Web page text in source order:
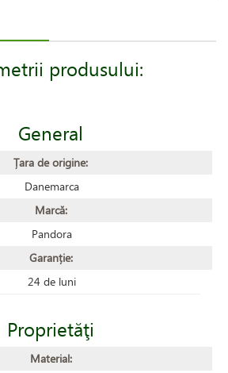
produsului:
General
Țara de origine:
Danemarca
Marcă:
Pandora
Garanție:
24 de luni
Proprietăţi
Material: